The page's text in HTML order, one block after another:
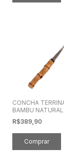
CONCHA
BAMBU NATURAL
R$389,90